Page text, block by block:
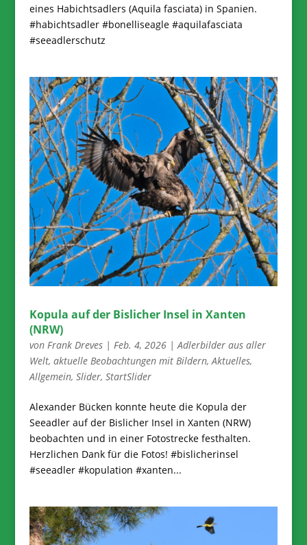
eines Habichtsadlers (Aquila fasciata) in Spanien.
#habichtsadler #bonelliseagle #aquilafasciata
#seeadlerschutz
Kopula auf der Bislicher Insel in Xanten
(NRW)
von Frank Dreves| Feb. 4, 2026| Adlerbilder aus aller
Welt, aktuelle Beobachtungen mit Bildern, Aktuelles,
Allgemein, Slider, StartSlider
Alexander Bücken konnte heute die Kopula der
Seeadler auf der Bislicher Insel in Xanten (NRW)
beobachten und in einer Fotostrecke festhalten.
Herzlichen Dank für die Fotos! #bislicherinsel
#seeadler #kopulation #xanten...